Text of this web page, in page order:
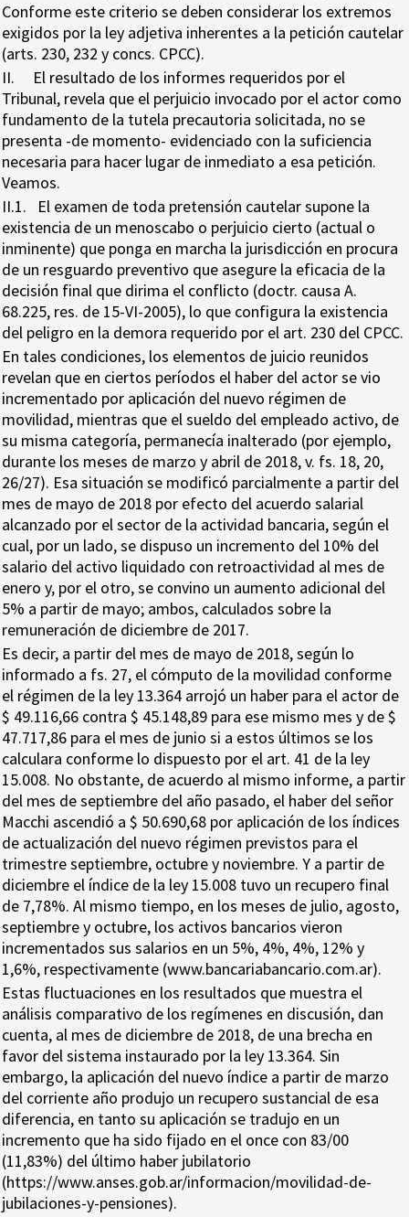
Conforme este criterio se deben considerar los extremos
exigidos por la ley adjetiva inherentes a la petición cautelar
(arts. 230, 232 y concs. CPCC).
II. El resultado de los informes requeridos por el
Tribunal, revela que el perjuicio invocado por el actor como
fundamento de la tutela precautoria solicitada, no se
presenta -de momento- evidenciado con la suficiencia
necesaria para hacer lugar de inmediato a esa petición.
Veamos.
II.1. El examen de toda pretensión cautelar supone la
existencia de un menoscabo o perjuicio cierto (actual o
inminente) que ponga en marcha la jurisdicción en procura
de un resguardo preventivo que asegure la eficacia de la
decisión final que dirima el conflicto (doctr. causa A.
68.225, res. de 15-VI-2005), lo que configura la existencia
del peligro en la demora requerido por el art. 230 del CPCC.
En tales condiciones, los elementos de juicio reunidos
revelan que en ciertos períodos el haber del actor se vio
incrementado por aplicación del nuevo régimen de
movilidad, mientras que el sueldo del empleado activo, de
su misma categoría, permanecía inalterado (por ejemplo,
durante los meses de marzo y abril de 2018, v. fs. 18, 20,
26/27). Esa situación se modificó parcialmente a partir del
mes de mayo de 2018 por efecto del acuerdo salarial
alcanzado por el sector de la actividad bancaria, según el
cual, por un lado, se dispuso un incremento del 10% del
salario del activo liquidado con retroactividad al mes de
enero y, por el otro, se convino un aumento adicional del
5% a partir de mayo; ambos, calculados sobre la
remuneración de diciembre de 2017.
Es decir, a partir del mes de mayo de 2018, según lo
informado a fs. 27, el cómputo de la movilidad conforme
el régimen de la ley 13.364 arrojó un haber para el actor de
$ 49.116,66 contra $ 45.148,89 para ese mismo mes y de $
47.717,86 para el mes de junio si a estos últimos se los
calculara conforme lo dispuesto por el art. 41 de la ley
15.008. No obstante, de acuerdo al mismo informe, a partir
del mes de septiembre del año pasado, el haber del señor
Macchi ascendió a $ 50.690,68 por aplicación de los índices
de actualización del nuevo régimen previstos para el
trimestre septiembre, octubre y noviembre. Y a partir de
diciembre el índice de la ley 15.008 tuvo un recupero final
de 7,78%. Al mismo tiempo, en los meses de julio, agosto,
septiembre y octubre, los activos bancarios vieron
incrementados sus salarios en un 5%, 4%, 4%, 12% y
1,6%, respectivamente (www.bancariabancario.com.ar).
Estas fluctuaciones en los resultados que muestra el
análisis comparativo de los regímenes en discusión, dan
cuenta, al mes de diciembre de 2018, de una brecha en
favor del sistema instaurado por la ley 13.364. Sin
embargo, la aplicación del nuevo índice a partir de marzo
del corriente año produjo un recupero sustancial de esa
diferencia, en tanto su aplicación se tradujo en un
incremento que ha sido fijado en el once con 83/00
(11,83%) del último haber jubilatorio
(https://www.anses.gob.ar/informacion/movilidad-de-
jubilaciones-y-pensiones).